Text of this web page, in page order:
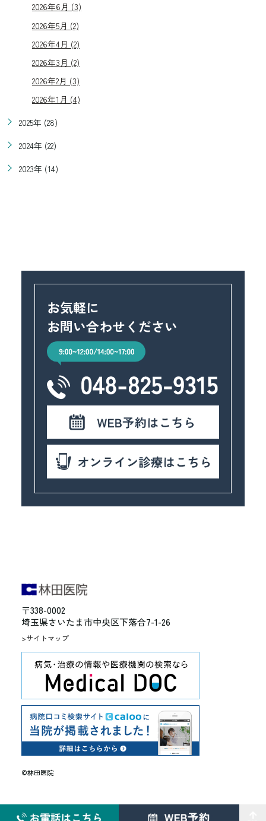
2026年6月 (3)
2026年5月 (2)
2026年4月 (2)
2026年3月 (2)
2026年2月 (3)
2026年1月 (4)
2025年 (28)
2024年 (22)
2023年 (14)
お気軽に
お問い合わせください
〒338-0002
埼玉県さいたま市中央区下落合7-1-26
>サイトマップ
©︎林田医院